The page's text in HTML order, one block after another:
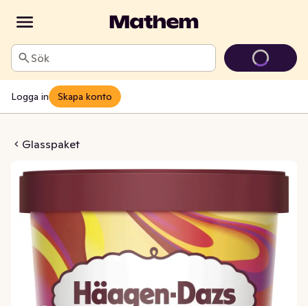
Sök
Logga in Skapa konto
Glasspaket
Häagen-Dazs